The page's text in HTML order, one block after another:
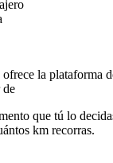
la plataforma
de
que tú lo
km recorras.